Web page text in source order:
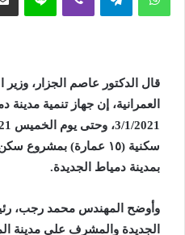
قال الدكتور عاصم الجزار،
العمرانية، إن جهاز تنمية مدينة
سكنية (١٥ عمارة)
بمدينة دمياط الجديدة.
وأوضح المهندس محمد رجب،
الجديدة والمشرف على مدينة